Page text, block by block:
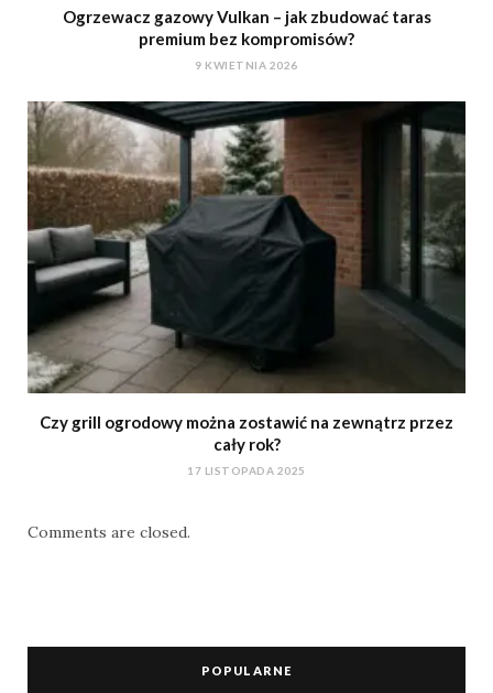
Ogrzewacz gazowy Vulkan – jak zbudować taras
premium bez kompromisów?
9 KWIETNIA 2026
Czy grill ogrodowy można zostawić na zewnątrz przez
cały rok?
17 LISTOPADA 2025
Comments are closed.
POPULARNE